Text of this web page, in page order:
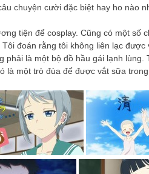
chuyện cười đặc biệt hay ho nào
tiện để cosplay. Cũng có một số
đoán rằng tôi không liên lạc
phải là một bộ đồ hầu gái lạnh
là một trò đùa để được vắt sữa trong